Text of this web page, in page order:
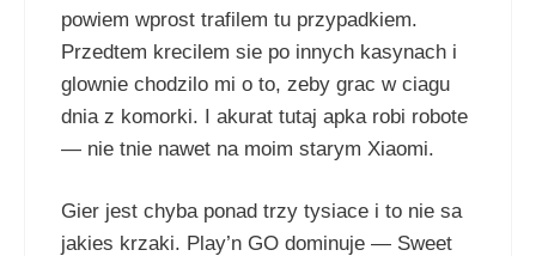
powiem wprost trafilem tu przypadkiem.
Przedtem krecilem sie po innych kasynach i
glownie chodzilo mi o to, zeby grac w ciagu
dnia z komorki. I akurat tutaj apka robi robote
— nie tnie nawet na moim starym Xiaomi.
Gier jest chyba ponad trzy tysiace i to nie sa
jakies krzaki. Play’n GO dominuje — Sweet